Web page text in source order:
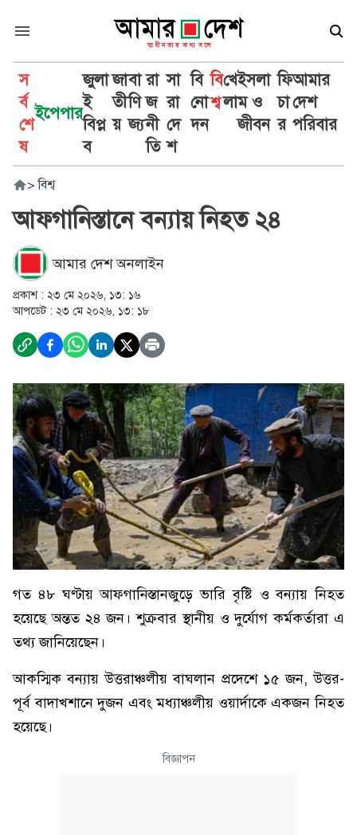
স
র্ব
শে
ষ
ইপেপার
জুলা
ই
বিপ্ল
ব
জা
তী
য়
বা
ণি
জ্য
রা
জ
নী
তি
সা
রা
দে
শ
বি
নো
দন
বি
শ্ব
খে
লা
ইসলা
ম ও
জীবন
ফি
চা
র
আমার
দেশ
পরিবার
> বিশ্ব
আফগানিস্তানে বন্যায় নিহত ২৪
আমার দেশ অনলাইন
প্রকাশ : ২৩ মে ২০২৬, ১৩: ১৬
আপডেট : ২৩ মে ২০২৬, ১৩: ১৮
গত ৪৮ ঘণ্টায় আফগানিস্তানজুড়ে ভারি বৃষ্টি ও বন্যায় নিহত
হয়েছে অন্তত ২৪ জন। শুক্রবার স্থানীয় ও দুর্যোগ কর্মকর্তারা এ
তথ্য জানিয়েছেন।
আকস্মিক বন্যায় উত্তরাঞ্চলীয় বাঘলান প্রদেশে ১৫ জন, উত্তর-
পূর্ব বাদাখশানে দুজন এবং মধ্যাঞ্চলীয় ওয়ার্দাকে একজন নিহত
হয়েছে।
বিজ্ঞাপন